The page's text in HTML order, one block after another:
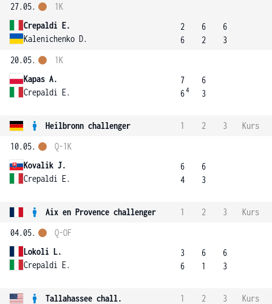
27.05.
Crepaldi E.
Kalenichenko D.
1K
2
6
6
2
6
3
20.05.
Kapas A.
Crepaldi E.
1K
7
64
6
3
Heilbronn challenger 1 2 3
Kurs
10.05.
Kovalik J.
Crepaldi E.
Q-1K
6
4
6
3
Aix en Provence challenger 1 2 3
Kurs
04.05.
Lokoli L.
Crepaldi E.
Q-OF
3
6
6
1
6
3
Tallahassee chall. 1 2 3
Kurs